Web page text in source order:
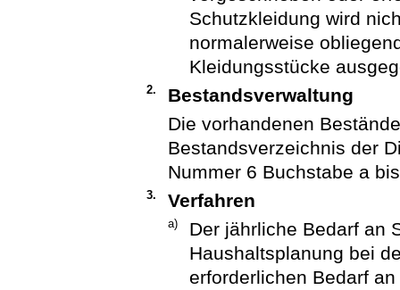
Schutzkleidung wird
normalerweise
Kleidungsstücke
2.
Bestandsverwaltung
Die vorhandenen
Bestandsverzeichnis der
Nummer 6 Buchstabe a
3. Verfahren
a)
Der jährliche Bedarf an
Haushaltsplanung bei
erforderlichen Bedarf